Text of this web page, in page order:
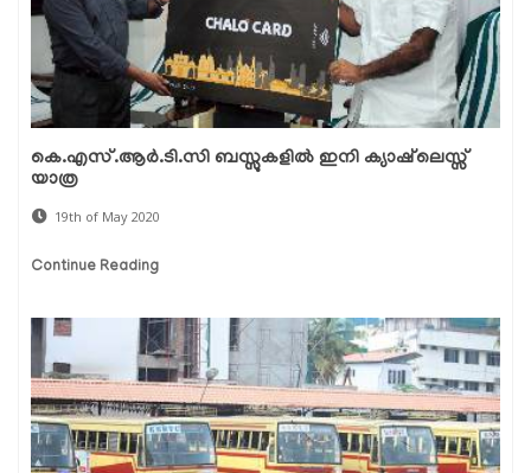
കെ.എസ്.ആര്‍.ടി.സി ബസ്സുകളില്‍ ഇനി ക്യാഷ്‌ലെസ്സ്
യാത്ര
19th of May 2020
Continue Reading